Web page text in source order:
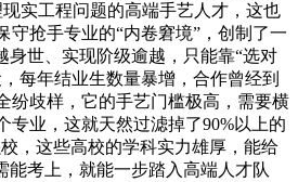
实工程问题的高端手艺人才，这也
抢手专业的“内卷窘境”，创制了一
世、实现阶级逾越，只能靠“选对
每年结业生数量暴增，合作曾经到
纷歧样，它的手艺门槛极高，需要横
业，这就天然过滤掉了90%以上的
，这些高校的学科实力雄厚，能给
考上，就能一步踏入高端人才队